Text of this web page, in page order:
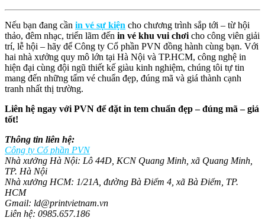
Nếu bạn đang cần in vé sự kiện cho chương trình sắp tới – từ hội
thảo, đêm nhạc, triển lãm đến in vé khu vui chơi cho công viên giải
trí, lễ hội – hãy để Công ty Cổ phần PVN đồng hành cùng bạn. Với
hai nhà xưởng quy mô lớn tại Hà Nội và TP.HCM, công nghệ in
hiện đại cùng đội ngũ thiết kế giàu kinh nghiệm, chúng tôi tự tin
mang đến những tấm vé chuẩn đẹp, đúng mã và giá thành cạnh
tranh nhất thị trường.
Liên hệ ngay với PVN để đặt in tem chuẩn đẹp – đúng mã – giá
tốt!
Thông tin liên hệ:
Công ty Cổ phần PVN
Nhà xưởng Hà Nội: Lô 44D, KCN Quang Minh, xã Quang Minh,
TP. Hà Nội
Nhà xưởng HCM: 1/21A, đường Bà Điểm 4, xã Bà Điểm, TP.
HCM
Gmail: ld@printvietnam.vn
Liên hệ: 0985.657.186